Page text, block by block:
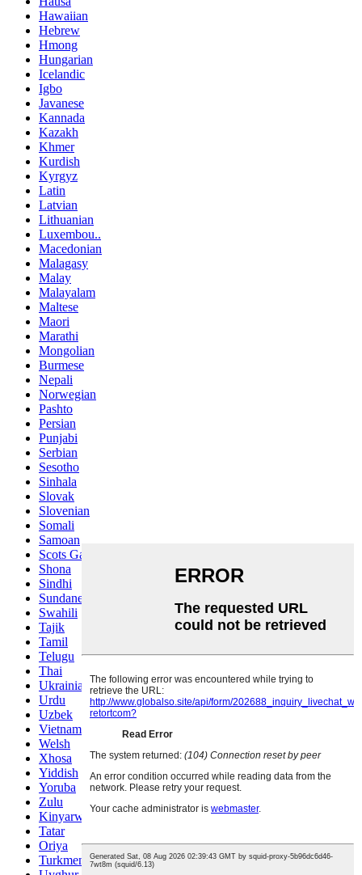
Hawaiian
Hebrew
Hmong
Hungarian
Icelandic
Igbo
Javanese
Kannada
Kazakh
Khmer
Kurdish
Kyrgyz
Latin
Latvian
Lithuanian
Luxembou..
Macedonian
Malagasy
Malay
Malayalam
Maltese
Maori
Marathi
Mongolian
Burmese
Nepali
Norwegian
Pashto
Persian
Punjabi
Serbian
Sesotho
Sinhala
Slovak
Slovenian
Somali
Samoan
Scots Gaelic
Shona
Sindhi
Sundanese
Swahili
Tajik
Tamil
Telugu
Thai
Ukrainian
Urdu
Uzbek
Vietnamese
Welsh
Xhosa
Yiddish
Yoruba
Zulu
Kinyarwanda
Tatar
Oriya
Turkmen